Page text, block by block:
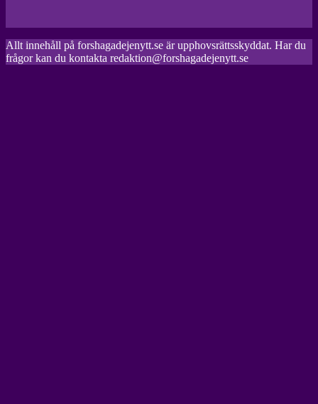
Allt innehåll på forshagadejenytt.se är upphovsrättsskyddat. Har du
frågor kan du kontakta redaktion@forshagadejenytt.se